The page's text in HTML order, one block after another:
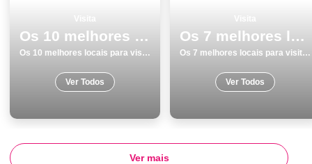
Os 10 melhores locais para visitar em Portalegre
Os 10 melhores locais para visitar em Portalegre
Ver Todos
Os 7 melhores locais para visitar em Matosinhos
Os 7 melhores locais para visitar em Matosinhos
Ver Todos
Ver mais